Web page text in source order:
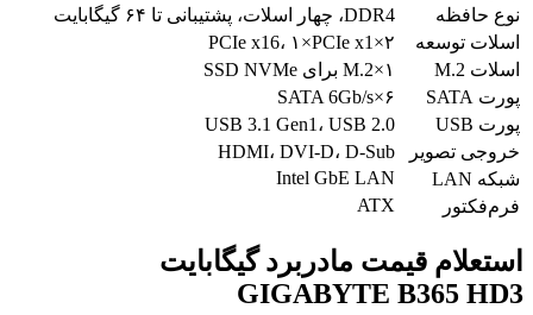
نوع حافظه
DDR4، چهار اسلات، پشتیبانی تا ۶۴ گیگابایت
اسلات توسعه
۲×PCIe x16، ۱×PCIe x1
اسلات M.2
۱×M.2 برای SSD NVMe
پورت SATA
۶×SATA 6Gb/s
پورت USB
USB 3.1 Gen1، USB 2.0
خروجی تصویر
HDMI، DVI-D، D-Sub
شبکه LAN
Intel GbE LAN
فرم‌فکتور
ATX
استعلام قیمت مادربرد گیگابایت
GIGABYTE B365 HD3